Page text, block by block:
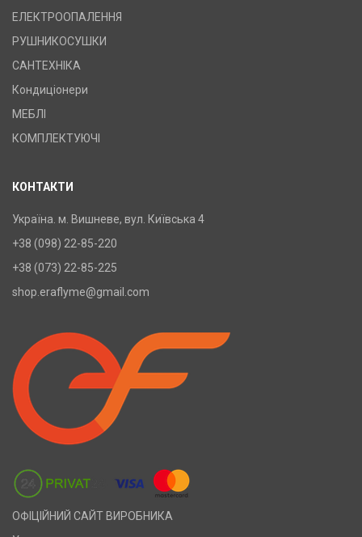
ЕЛЕКТРООПАЛЕННЯ
РУШНИКОСУШКИ
САНТЕХНІКА
Кондиціонери
МЕБЛІ
КОМПЛЕКТУЮЧІ
КОНТАКТИ
Україна. м. Вишневе, вул. Київська 4
+38 (098) 22-85-220
+38 (073) 22-85-225
shop.eraflyme@gmail.com
ОФІЦІЙНИЙ САЙТ ВИРОБНИКА